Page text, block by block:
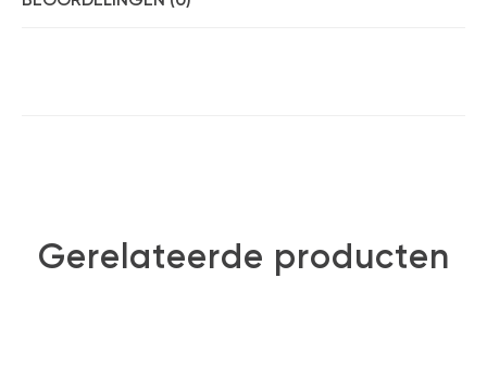
Gerelateerde producten